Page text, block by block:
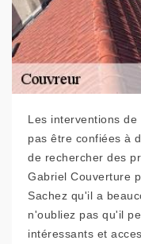
Les interventions
pas être confiées à
de rechercher des
Gabriel Couverture
Sachez qu'il a
n'oubliez pas qu'il
intéressants et